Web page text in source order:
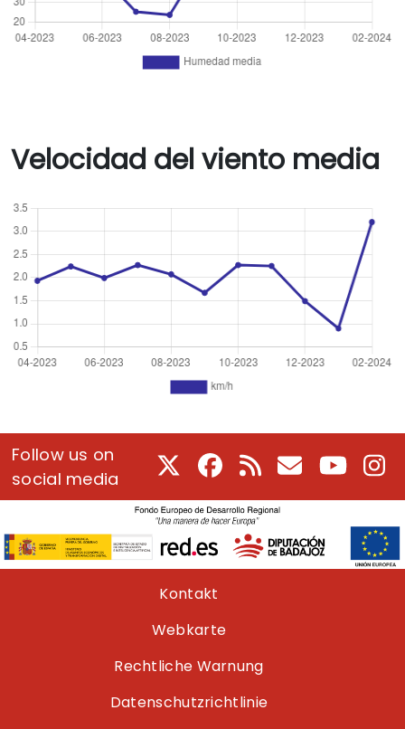
Velocidad del viento media
Follow us on
social media
Facebook
RSS E-Mail Youtube
Pie de páginaKontakt
Webkarte
Rechtliche Warnung
Datenschutzrichtlinie